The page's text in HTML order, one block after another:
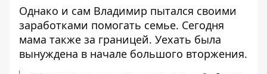
Однако и сам Владимир пытался своими
заработками помогать семье. Сегодня
мама также за границей. Уехать была
вынуждена в начале большого вторжения.